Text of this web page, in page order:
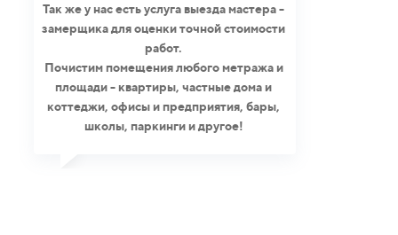
Так же у нас есть услуга выезда мастера -
замерщика для оценки точной стоимости
работ.
Почистим помещения любого метража и
площади - квартиры, частные дома и
коттеджи, офисы и предприятия, бары,
школы, паркинги и другое!